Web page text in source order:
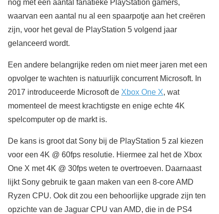
nog met een aantal fanatieke PlayStation gamers,
waarvan een aantal nu al een spaarpotje aan het creëren
zijn, voor het geval de PlayStation 5 volgend jaar
gelanceerd wordt.
Een andere belangrijke reden om niet meer jaren met een
opvolger te wachten is natuurlijk concurrent Microsoft. In
2017 introduceerde Microsoft de Xbox One X, wat
momenteel de meest krachtigste en enige echte 4K
spelcomputer op de markt is.
De kans is groot dat Sony bij de PlayStation 5 zal kiezen
voor een 4K @ 60fps resolutie. Hiermee zal het de Xbox
One X met 4K @ 30fps weten te overtroeven. Daarnaast
lijkt Sony gebruik te gaan maken van een 8-core AMD
Ryzen CPU. Ook dit zou een behoorlijke upgrade zijn ten
opzichte van de Jaguar CPU van AMD, die in de PS4